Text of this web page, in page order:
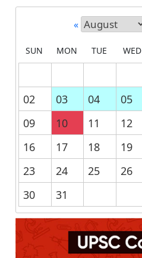
«
SUN MON TUE WED
02
03 04 05
09
10 11 12
16
17 18 19
23
24 25 26
30
31